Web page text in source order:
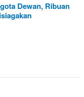
Dewan, Ribuan